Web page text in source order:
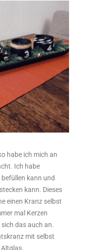
habe ich mich an
Ich habe
befüllen kann und
kann. Dieses
einen Kranz selbst
mal Kerzen
das auch an.
mit selbst